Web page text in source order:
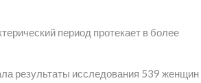
период протекает в более
результаты исследования 539 женщин